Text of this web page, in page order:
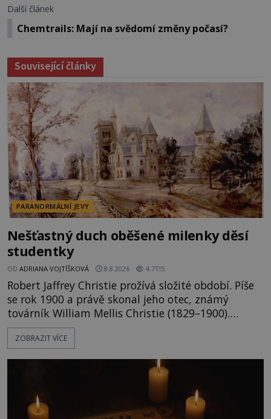
Další článek
Chemtrails: Mají na svědomí změny počasí?
Související články
PARANORMÁLNÍ JEVY
Nešťastný duch oběšené milenky děsí
studentky
OD ADRIANA VOJTÍŠKOVÁ 8.8.2026 4.7TIS
Robert Jaffrey Christie prožívá složité období. Píše
se rok 1900 a právě skonal jeho otec, známý
továrník William Mellis Christie (1829–1900).
Smutná událost je ale doprovázena ohromným
dědictvím... Robertu připadne rodinné sídlo v
ta, na niž přijde Robert, by jen tak někoho
ZOBRAZIT VÍCE